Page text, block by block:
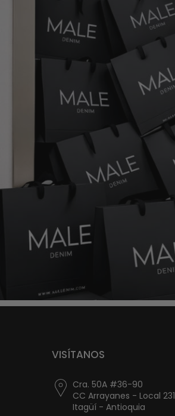
VISÍTANOS
Cra. 50A #36-90
CC Arrayanes - Local 231
Itagüí - Antioquia